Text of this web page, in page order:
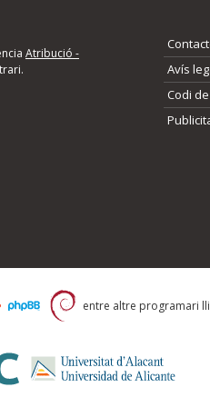
Atribució -
Avís
Codi
entre altre programari